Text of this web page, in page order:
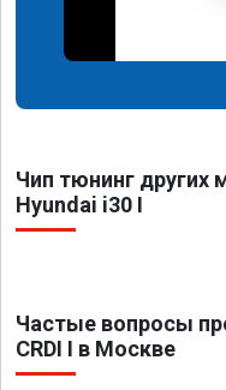
Чип тюнинг других
Hyundai i30 I
Частые вопросы
CRDI I в Москве